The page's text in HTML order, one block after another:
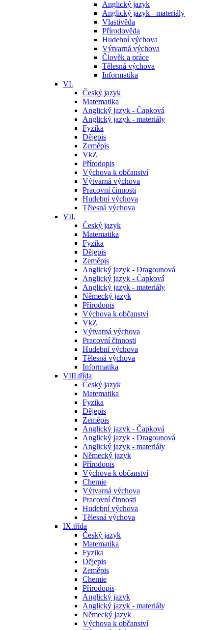
Anglický jazyk
Anglický jazyk - materiály
Vlastivěda
Přírodověda
Hudební výchova
Výtvarná výchova
Člověk a práce
Tělesná výchova
Informatika
VI.
Český jazyk
Matematika
Anglický jazyk - Čapková
Anglický jazyk - materiály
Fyzika
Dějepis
Zeměpis
VkZ
Přírodopis
Výchova k občanství
Výtvarná výchova
Pracovní činnosti
Hudební výchova
Tělesná výchova
VII.
Český jazyk
Matematika
Fyzika
Dějepis
Zeměpis
Anglický jazyk - Dragounová
Anglický jazyk - Čapková
Anglický jazyk - materiály
Německý jazyk
Přírodopis
Výchova k občanství
VkZ
Výtvarná výchova
Pracovní činnosti
Hudební výchova
Tělesná výchova
Informatika
VIII.třída
Český jazyk
Matematika
Fyzika
Dějepis
Zeměpis
Anglický jazyk - Čapková
Anglický jazyk - Dragounová
Anglický jazyk - materiály
Německý jazyk
Přírodopis
Výchova k občanství
Chemie
Výtvarná výchova
Pracovní činnosti
Hudební výchova
Tělesná výchova
IX.třída
Český jazyk
Matematika
Fyzika
Dějepis
Zeměpis
Chemie
Přírodopis
Anglický jazyk
Anglický jazyk - materiály
Německý jazyk
Výchova k občanství